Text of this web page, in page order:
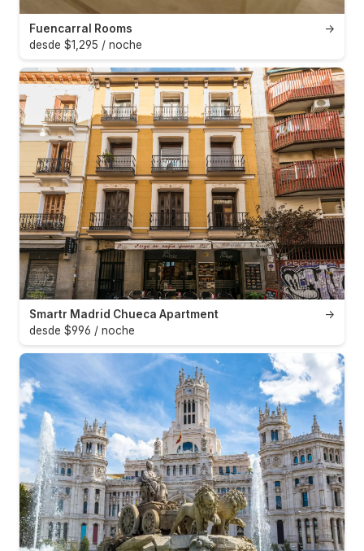
→
Fuencarral Rooms
desde $1,295 / noche
→
Smartr Madrid Chueca Apartment
desde $996 / noche